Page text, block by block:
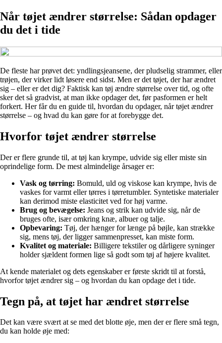
Når tøjet ændrer størrelse: Sådan opdager
du det i tide
De fleste har prøvet det: yndlingsjeansene, der pludselig strammer, eller
trøjen, der virker lidt løsere end sidst. Men er det tøjet, der har ændret
sig – eller er det dig? Faktisk kan tøj ændre størrelse over tid, og ofte
sker det så gradvist, at man ikke opdager det, før pasformen er helt
forkert. Her får du en guide til, hvordan du opdager, når tøjet ændrer
størrelse – og hvad du kan gøre for at forebygge det.
Hvorfor tøjet ændrer størrelse
Der er flere grunde til, at tøj kan krympe, udvide sig eller miste sin
oprindelige form. De mest almindelige årsager er:
Vask og tørring: Bomuld, uld og viskose kan krympe, hvis de
vaskes for varmt eller tørres i tørretumbler. Syntetiske materialer
kan derimod miste elasticitet ved for høj varme.
Brug og bevægelse: Jeans og strik kan udvide sig, når de
bruges ofte, især omkring knæ, albuer og talje.
Opbevaring: Tøj, der hænger for længe på bøjle, kan strække
sig, mens tøj, der ligger sammenpresset, kan miste form.
Kvalitet og materiale: Billigere tekstiler og dårligere syninger
holder sjældent formen lige så godt som tøj af højere kvalitet.
At kende materialet og dets egenskaber er første skridt til at forstå,
hvorfor tøjet ændrer sig – og hvordan du kan opdage det i tide.
Tegn på, at tøjet har ændret størrelse
Det kan være svært at se med det blotte øje, men der er flere små tegn,
du kan holde øje med: